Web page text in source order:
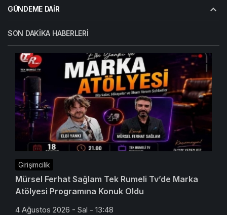
GÜNDEME DAIR
SON DAKIKA HABERLERI
Girişimcilik
Mürsel Ferhat Sağlam Tek Rumeli Tv’de Marka
Atölyesi Programına Konuk Oldu
4 Ağustos 2026 - Sal - 13:48